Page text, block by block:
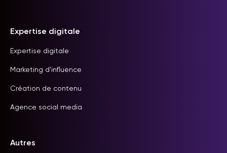
Expertise digitale
Expertise digitale
Marketing d'influence
Création de contenu
Agence social media
Autres